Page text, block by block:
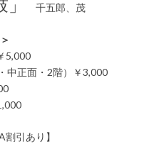
千五郎、茂
5,000
中正面・2階）￥3,000
割引あり】